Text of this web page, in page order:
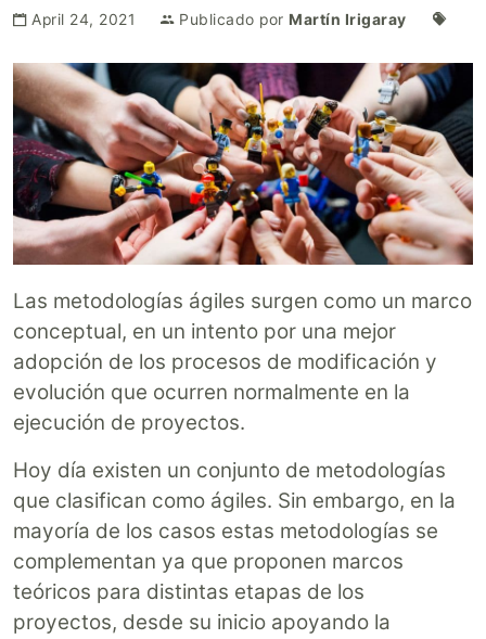
April 24, 2021 Publicado por Martín Irigaray
Las metodologías ágiles surgen como un marco
conceptual, en un intento por una mejor
adopción de los procesos de modificación y
evolución que ocurren normalmente en la
ejecución de proyectos.
Hoy día existen un conjunto de metodologías
que clasifican como ágiles. Sin embargo, en la
mayoría de los casos estas metodologías se
complementan ya que proponen marcos
teóricos para distintas etapas de los
proyectos, desde su inicio apoyando la